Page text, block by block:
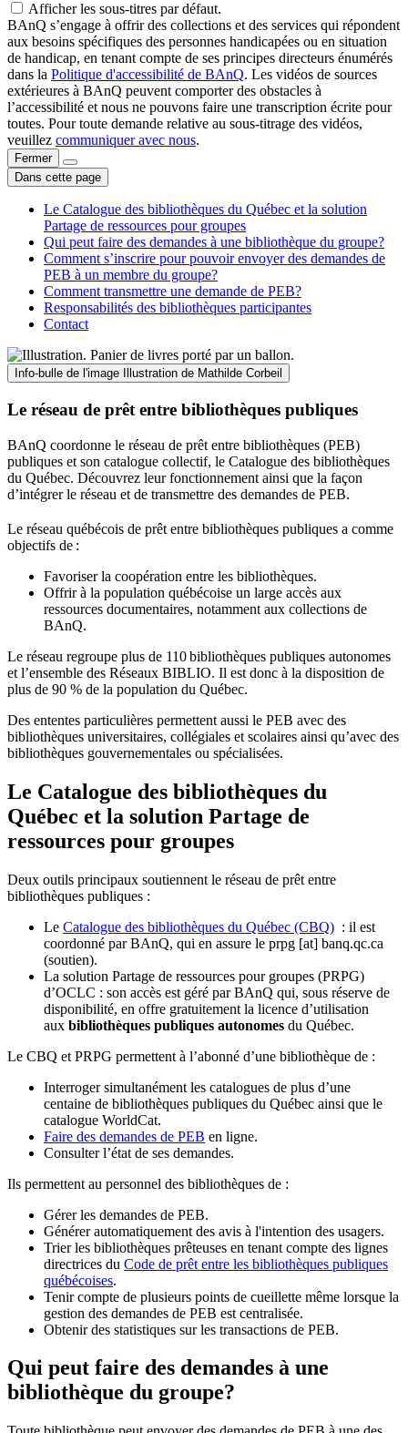
Afficher les sous-titres par défaut.
BAnQ s’engage à offrir des collections et des services qui répondent
aux besoins spécifiques des personnes handicapées ou en situation
de handicap, en tenant compte de ses principes directeurs énumérés
dans la Politique d'accessibilité de BAnQ. Les vidéos de sources
extérieures à BAnQ peuvent comporter des obstacles à
l’accessibilité et nous ne pouvons faire une transcription écrite pour
toutes. Pour toute demande relative au sous-titrage des vidéos,
veuillez communiquer avec nous.
Fermer
Dans cette page
Le Catalogue des bibliothèques du Québec et la solution
Partage de ressources pour groupes
Qui peut faire des demandes à une bibliothèque du groupe?
Comment s’inscrire pour pouvoir envoyer des demandes de
PEB à un membre du groupe?
Comment transmettre une demande de PEB?
Responsabilités des bibliothèques participantes
Contact
Info-bulle de l'image Illustration de Mathilde Corbeil
Le réseau de prêt entre bibliothèques publiques
BAnQ coordonne le réseau de prêt entre bibliothèques (PEB)
publiques et son catalogue collectif, le Catalogue des bibliothèques
du Québec. Découvrez leur fonctionnement ainsi que la façon
d’intégrer le réseau et de transmettre des demandes de PEB.
Le réseau québécois de prêt entre bibliothèques publiques a comme
objectifs de :
Favoriser la coopération entre les bibliothèques.
Offrir à la population québécoise un large accès aux
ressources documentaires, notamment aux collections de
BAnQ.
Le réseau regroupe plus de 110bibliothèques publiques autonomes
et l’ensemble des Réseaux BIBLIO. Il est donc à la disposition de
plus de 90 % de la population du Québec.
Des ententes particulières permettent aussi le PEB avec des
bibliothèques universitaires, collégiales et scolaires ainsi qu’avec des
bibliothèques gouvernementales ou spécialisées.
Le Catalogue des bibliothèques du
Québec et la solution Partage de
ressources pour groupes
Deux outils principaux soutiennent le réseau de prêt entre
bibliothèques publiques :
Le Catalogue des bibliothèques du Québec (CBQ) : il est
coordonné par BAnQ, qui en assure le prpg [at] banq.qc.ca
(soutien).
La solution Partage de ressources pour groupes (PRPG)
d’OCLC : son accès est géré par BAnQ qui, sous réserve de
disponibilité, en offre gratuitement la licence d’utilisation
aux bibliothèques publiques autonomes du Québec.
Le CBQ et PRPG permettent à l’abonné d’une bibliothèque de :
Interroger simultanément les catalogues de plus d’une
centaine de bibliothèques publiques du Québec ainsi que le
catalogue WorldCat.
Faire des demandes de PEB en ligne.
Consulter l’état de ses demandes.
Ils permettent au personnel des bibliothèques de :
Gérer les demandes de PEB.
Générer automatiquement des avis à l'intention des usagers.
Trier les bibliothèques prêteuses en tenant compte des lignes
directrices du Code de prêt entre les bibliothèques publiques
québécoises.
Tenir compte de plusieurs points de cueillette même lorsque la
gestion des demandes de PEB est centralisée.
Obtenir des statistiques sur les transactions de PEB.
Qui peut faire des demandes à une
bibliothèque du groupe?